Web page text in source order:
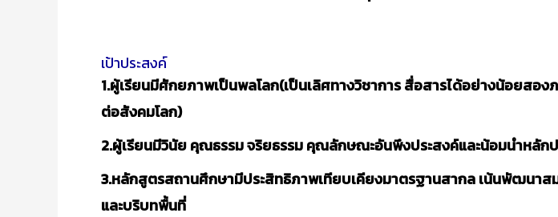
เป้าประสงค์
1.ผู้เรียนมีศักยภาพเป็นพลโลก(เป็นเลิศทางวิชาการ สื่อสารได้อย่างน้อยส
ต่อสังคมโลก)
2.ผู้เรียนมีวินัย คุณธรรม จริยธรรม คุณลักษณะอันพึงประสงค์และน้อมนำหลัก
3.หลักสูตรสถานศึกษามีประสิทธิภาพเทียบเคียงมาตรฐานสากล เน้นพัฒนา
และบริบทพื้นที่